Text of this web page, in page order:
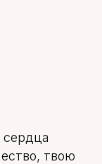
сердца
твою